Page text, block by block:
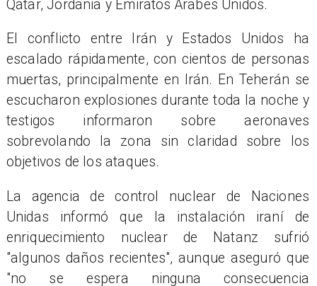
Qatar, Jordania y Emiratos Árabes Unidos.
El conflicto entre Irán y Estados Unidos ha
escalado rápidamente, con cientos de personas
muertas, principalmente en Irán. En Teherán se
escucharon explosiones durante toda la noche y
testigos informaron sobre aeronaves
sobrevolando la zona sin claridad sobre los
objetivos de los ataques.
La agencia de control nuclear de Naciones
Unidas informó que la instalación iraní de
enriquecimiento nuclear de Natanz sufrió
"algunos daños recientes", aunque aseguró que
"no se espera ninguna consecuencia